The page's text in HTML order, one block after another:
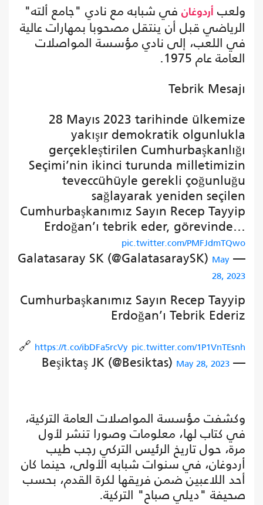
ولعب
أردوغان في شبابه مع نادي "جامع ألته"
الرياضي قبل أن ينتقل مصحوبا بمهارات عالية
في اللعب، إلى نادي مؤسسة المواصلات
العامة عام 1975.
Tebrik Mesajı
28 Mayıs 2023 tarihinde ülkemize
yakışır demokratik olgunlukla
gerçekleştirilen Cumhurbaşkanlığı
Seçimi’nin ikinci turunda milletimizin
teveccühüyle gerekli çoğunluğu
sağlayarak yeniden seçilen
Cumhurbaşkanımız Sayın Recep Tayyip
Erdoğan’ı tebrik eder, görevinde…
pic.twitter.com/PMFJdmTQwo
— Galatasaray SK (@GalatasaraySK)
May
28, 2023
Cumhurbaşkanımız Sayın Recep Tayyip
Erdoğan’ı Tebrik Ederiz
🔗 https://t.co/ibDFa5rcVy pic.twitter.com/1P1VnTEsnh
— Beşiktaş JK (@Besiktas)
May 28, 2023
وكشفت مؤسسة المواصلات العامة التركية،
في كتاب لها، معلومات وصورا تنشر لأول
مرة، حول تاريخ الرئيس التركي رجب طيب
أردوغان، في سنوات شبابه الأولى، حينما كان
أحد اللاعبين ضمن فريقها لكرة القدم، بحسب
صحيفة "ديلي صباح" التركية.